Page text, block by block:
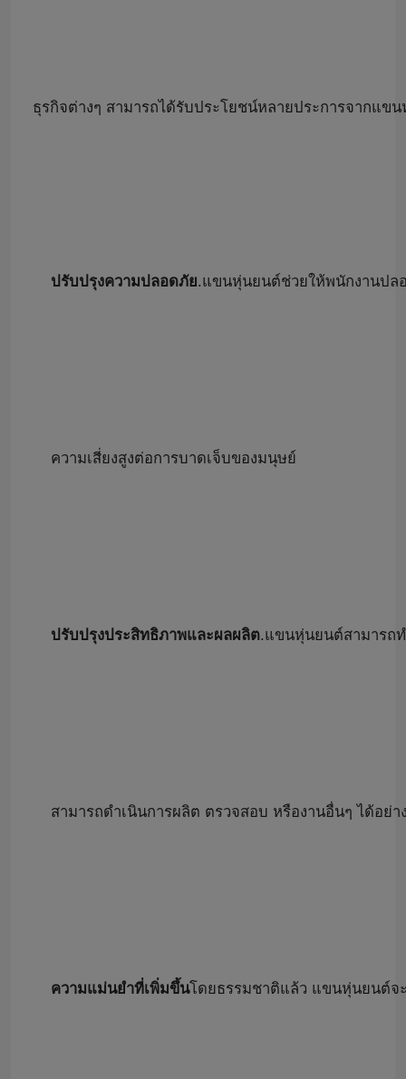
ธุรกิจต่างๆ สามารถได้รับประโยชน์หลายประการจากแข
ปรับปรุงความปลอดภัย.แขนหุ่นยนต์ช่วยให้พนักงานปล
ความเสี่ยงสูงต่อการบาดเจ็บของมนุษย์
ปรับปรุงประสิทธิภาพและผลผลิต.แขนหุ่นยนต์สามารถท
สามารถดำเนินการผลิต ตรวจสอบ หรืองานอื่นๆ ได้อย่า
ความแม่นยำที่เพิ่มขึ้นโดยธรรมชาติแล้ว แขนหุ่นยนต์จ